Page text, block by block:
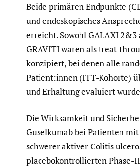
Beide primären Endpunkte
und endoskopisches
erreicht. Sowohl GALAXI 2&3
GRAVITI waren als treat-
konzipiert, bei denen alle
Patient:innen (ITT-Kohorte)
und Erhaltung evaluiert
Die Wirksamkeit und
Guselkumab bei Patienten
schwerer aktiver Colitis
placebokontrollierten Phase-